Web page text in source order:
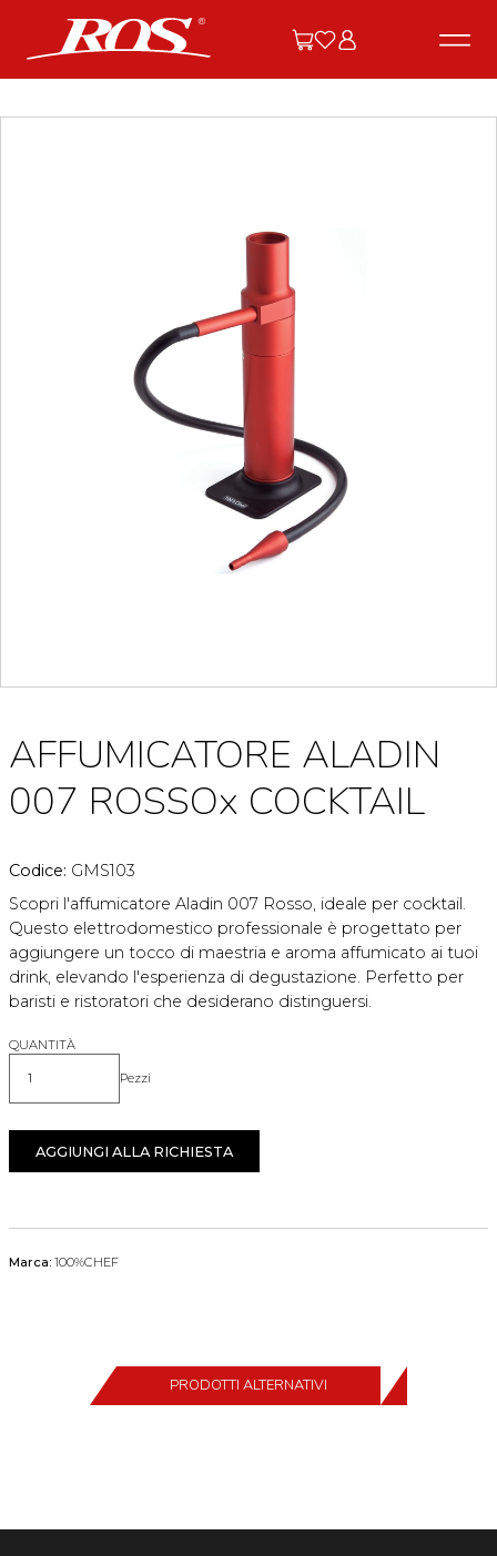
AFFUMICATORE ALADIN
007 ROSSOx COCKTAIL
Codice: GMS103
Scopri l'affumicatore Aladin 007 Rosso, ideale per cocktail.
Questo elettrodomestico professionale è progettato per
aggiungere un tocco di maestria e aroma affumicato ai tuoi
drink, elevando l'esperienza di degustazione. Perfetto per
baristi e ristoratori che desiderano distinguersi.
QUANTITÀ
Quantità Pezzi
AGGIUNGI ALLA RICHIESTA
Marca: 100%CHEF
PRODOTTI ALTERNATIVI